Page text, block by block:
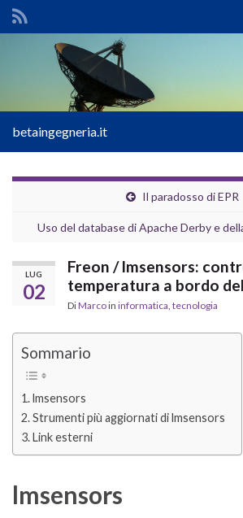
Search for:
betaingegneria.it
Il paradosso di EPR
Uso del database di Apache Derby e
LUG
02
Freon / lmsensors:
temperatura a bordo
DiMarcoin informatica tecnologia
Sommario
lmsensors
Strumenti più aggiornati di lmsensors
Link esterni
lmsensors